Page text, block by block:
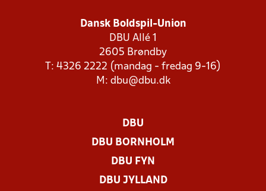
Dansk Boldspil-Union
DBU Allé 1
2605 Brøndby
T: 4326 2222 (mandag - fredag 9-16)
M: dbu@dbu.dk
DBU
DBU BORNHOLM
DBU FYN
DBU JYLLAND